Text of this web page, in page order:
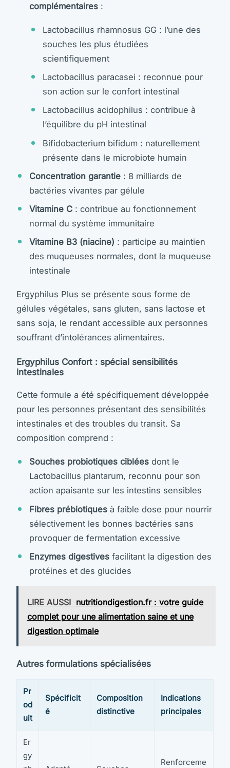
complémentaires :
Lactobacillus rhamnosus GG : l’une des
souches les plus étudiées
scientifiquement
Lactobacillus paracasei : reconnue pour
son action sur le confort intestinal
Lactobacillus acidophilus : contribue à
l’équilibre du pH intestinal
Bifidobacterium bifidum : naturellement
présente dans le microbiote humain
Concentration garantie : 8 milliards de
bactéries vivantes par gélule
Vitamine C : contribue au fonctionnement
normal du système immunitaire
Vitamine B3 (niacine) : participe au maintien
des muqueuses normales, dont la muqueuse
intestinale
Ergyphilus Plus se présente sous forme de
gélules végétales, sans gluten, sans lactose et
sans soja, le rendant accessible aux personnes
souffrant d’intolérances alimentaires.
Ergyphilus Confort : spécial sensibilités
intestinales
Cette formule a été spécifiquement développée
pour les personnes présentant des sensibilités
intestinales et des troubles du transit. Sa
composition comprend :
Souches probiotiques ciblées dont le
Lactobacillus plantarum, reconnu pour son
action apaisante sur les intestins sensibles
Fibres prébiotiques à faible dose pour nourrir
sélectivement les bonnes bactéries sans
provoquer de fermentation excessive
Enzymes digestives facilitant la digestion des
protéines et des glucides
LIRE AUSSI nutritiondigestion.fr : votre guide
complet pour une alimentation saine et une
digestion optimale
Autres formulations spécialisées
Pr
od
uit
Spécificit
é
Composition
distinctive
Indications
principales
Er
gy
Renforceme